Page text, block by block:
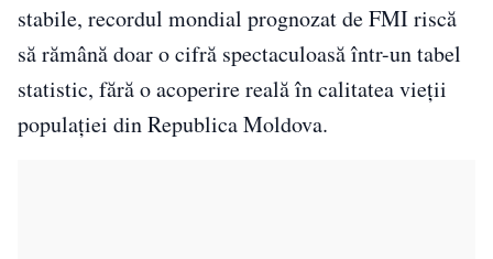
stabile, recordul mondial prognozat de FMI riscă
să rămână doar o cifră spectaculoasă într-un tabel
statistic, fără o acoperire reală în calitatea vieții
populației din Republica Moldova.